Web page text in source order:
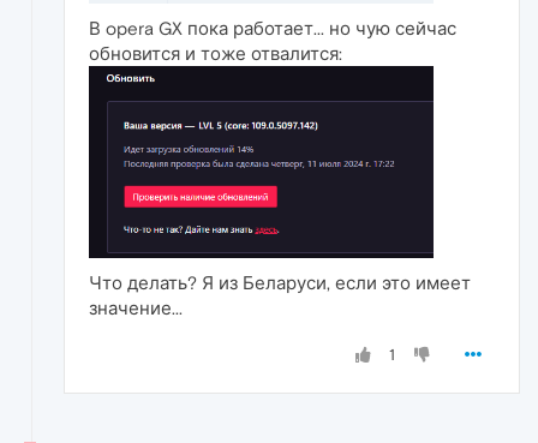
В opera GX пока работает... но чую сейчас
обновится и тоже отвалится:
Что делать? Я из Беларуси, если это имеет
значение...
1